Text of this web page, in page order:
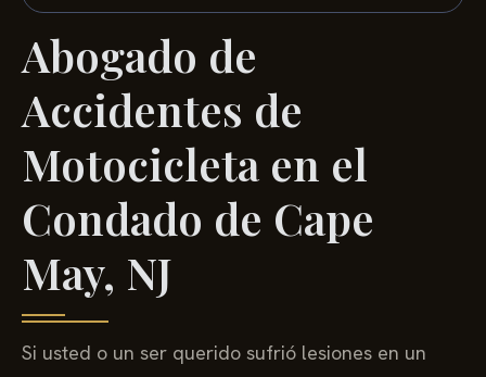
Abogado de
Accidentes de
Motocicleta en el
Condado de Cape
May, NJ
Si usted o un ser querido sufrió lesiones en un